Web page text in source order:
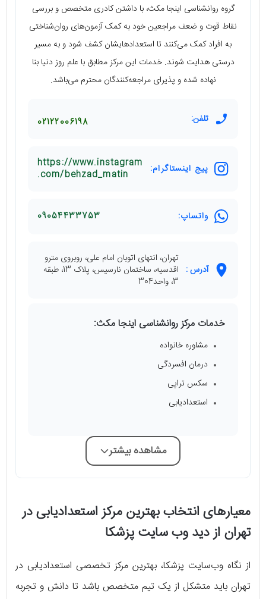
گروه روانشناسی اینجا مکث، با داشتن کادری متخصص و بررسی
نقاط قوت و ضعف مراجعین خود به کمک آزمون‌های روان‌شناختی
به افراد کمک می‌کنند تا استعدادهایشان کشف شود و به مسیر
درستی هدایت شوند. خدمات این مرکز مطابق با علم روز دنیا بنا
نهاده شده و پذیرای مراجعه‌کنندگان محترم می‌باشد.
تلفن: 02122006198
پیج اینستاگرام:
https://www.instagram
.com/behzad_matin
واتساپ: 09054433753
آدرس :
تهران، انتهای اتوبان امام علی، روبروی مترو
اقدسیه، ساختمان نارسیس، پلاک 13، طبقه
3، واحد304
خدمات مرکز روانشناسی اینجا مکث:
مشاوره خانواده
درمان افسردگی
سکس تراپی
استعدادیابی
مشاهده بیشتر
معیارهای انتخاب بهترین مرکز استعدادیابی در
تهران از دید وب سایت پزشکا
از نگاه وب‌سایت پزشکا، بهترین مرکز تخصصی استعدادیابی در
تهران باید متشکل از یک تیم متخصص باشد تا دانش و تجربه